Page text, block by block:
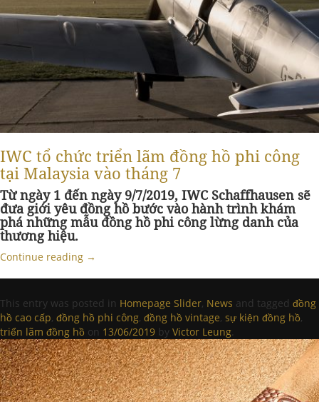
IWC tổ chức triển lãm đồng hồ phi công
tại Malaysia vào tháng 7
Từ ngày 1 đến ngày 9/7/2019, IWC Schaffhausen sẽ
đưa giới yêu đồng hồ bước vào hành trình khám
phá những mẫu đồng hồ phi công lừng danh của
thương hiệu.
Continue reading →
This entry was posted in Homepage Slider, News and tagged đồng
hồ cao cấp, đồng hồ phi công, đồng hồ vintage, sự kiện đồng hồ,
triển lãm đồng hồ on 13/06/2019 by Victor Leung.